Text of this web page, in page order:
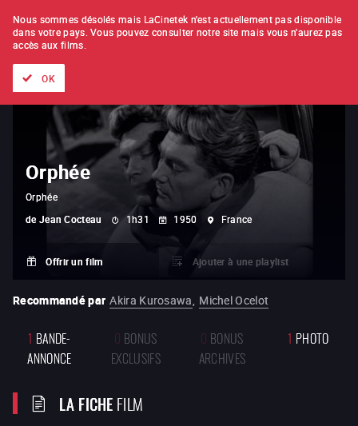
À L'UNITÉ ABONNEMENT
Orphée
Orphée
de Jean Cocteau 1h31 1950 France
Offrir un film Ajouter à une playlist
Recommandé par Akira Kurosawa, Michel Ocelot
1 BANDE-
ANNONCE
0 BONUS
EXCLUSIFS
0 BONUS
ARCHIVES
1 PHOTO
LA FICHEFILM
Nous sommes désolés mais LaCinetek n'est actuellement pas disponible
dans votre pays. Vous pouvez consulter notre site mais vous n'aurez pas
accès aux films.
OK